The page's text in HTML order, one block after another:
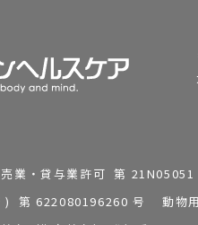
売業・貸与業許可 第
) 第 622080196260 号 動物用